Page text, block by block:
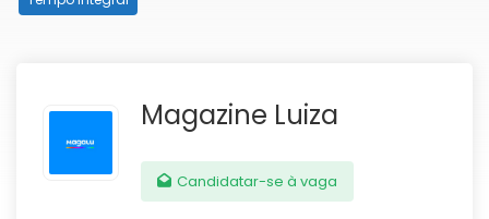
Magazine Luiza
Candidatar-se à vaga